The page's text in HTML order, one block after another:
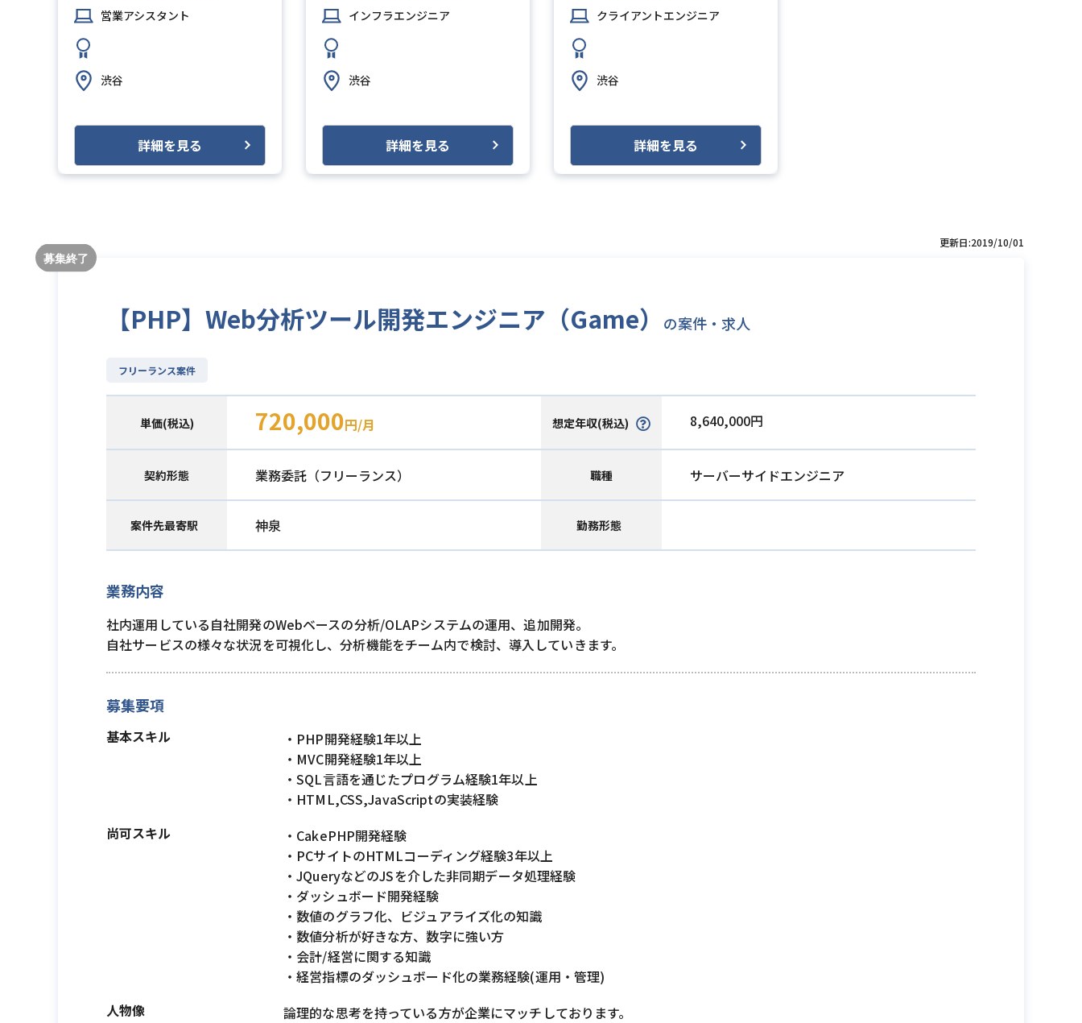
営業アシスタント
渋谷
詳細を見る
インフラエンジニア
渋谷
詳細を見る
クライアントエンジニア
渋谷
詳細を見る
更新日:2019/10/01
【PHP】Web分析ツール開発エンジニア（Game） の案件・求人
フリーランス案件
単価(税込) 720,000円/月 想定年収(税込) 8,640,000円
契約形態 業務委託（フリーランス） 職種 サーバーサイドエンジニア
案件先最寄駅 神泉 勤務形態
業務内容
社内運用している自社開発のWebベースの分析/OLAPシステムの運用、追加開発。
自社サービスの様々な状況を可視化し、分析機能をチーム内で検討、導入していきます。
募集要項
基本スキル
・PHP開発経験1年以上
・MVC開発経験1年以上
・SQL言語を通じたプログラム経験1年以上
・HTML,CSS,JavaScriptの実装経験
尚可スキル
・CakePHP開発経験
・PCサイトのHTMLコーディング経験3年以上
・JQueryなどのJSを介した非同期データ処理経験
・ダッシュボード開発経験
・数値のグラフ化、ビジュアライズ化の知識
・数値分析が好きな方、数字に強い方
・会計/経営に関する知識
・経営指標のダッシュボード化の業務経験(運用・管理)
人物像
論理的な思考を持っている方が企業にマッチしております。